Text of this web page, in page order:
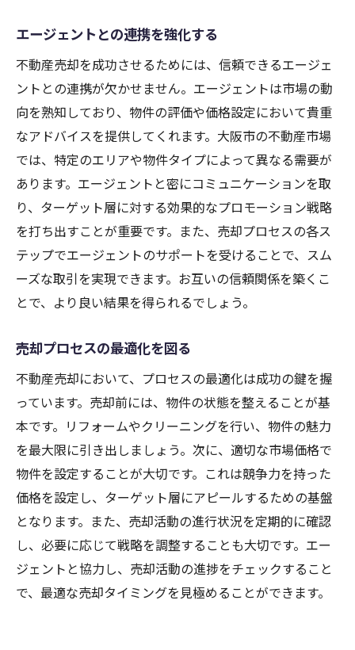
エージェントとの連携を強化する
不動産売却を成功させるためには、信頼できるエージェ
ントとの連携が欠かせません。エージェントは市場の動
向を熟知しており、物件の評価や価格設定において貴重
なアドバイスを提供してくれます。大阪市の不動産市場
では、特定のエリアや物件タイプによって異なる需要が
あります。エージェントと密にコミュニケーションを取
り、ターゲット層に対する効果的なプロモーション戦略
を打ち出すことが重要です。また、売却プロセスの各ス
テップでエージェントのサポートを受けることで、スム
ーズな取引を実現できます。お互いの信頼関係を築くこ
とで、より良い結果を得られるでしょう。
売却プロセスの最適化を図る
不動産売却において、プロセスの最適化は成功の鍵を握
っています。売却前には、物件の状態を整えることが基
本です。リフォームやクリーニングを行い、物件の魅力
を最大限に引き出しましょう。次に、適切な市場価格で
物件を設定することが大切です。これは競争力を持った
価格を設定し、ターゲット層にアピールするための基盤
となります。また、売却活動の進行状況を定期的に確認
し、必要に応じて戦略を調整することも大切です。エー
ジェントと協力し、売却活動の進捗をチェックすること
で、最適な売却タイミングを見極めることができます。